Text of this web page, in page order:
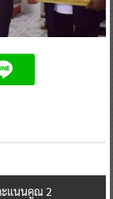
ะแนนคูณ 2